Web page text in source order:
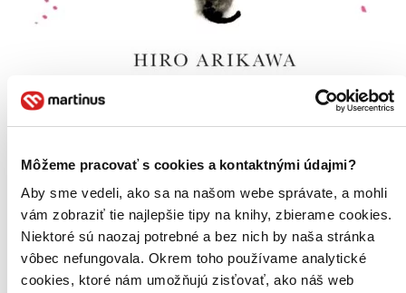
Môžeme pracovať s cookies a kontaktnými údajmi?
Aby sme vedeli, ako sa na našom webe správate, a mohli
vám zobraziť tie najlepšie tipy na knihy, zbierame cookies.
Niektoré sú naozaj potrebné a bez nich by naša stránka
vôbec nefungovala. Okrem toho používame analytické
cookies, ktoré nám umožňujú zisťovať, ako náš web